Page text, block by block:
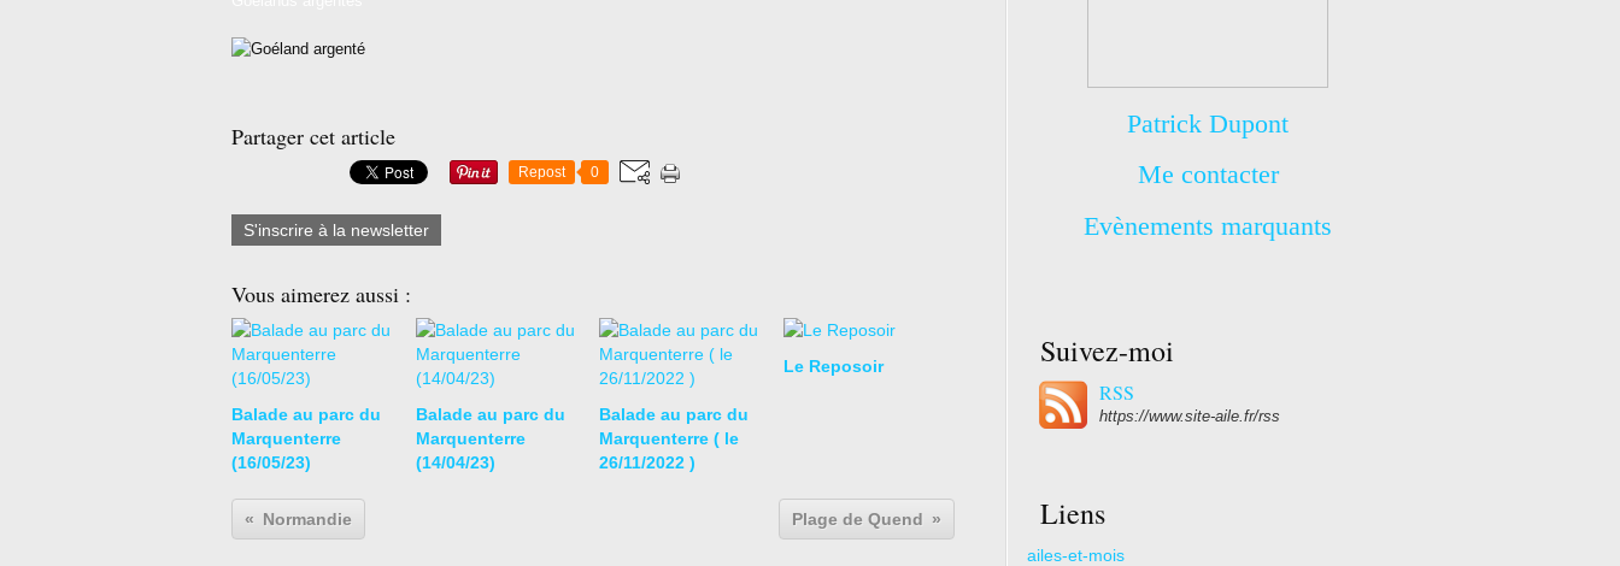
Partager cet article
Repost 0
S'inscrire à la newsletter
Vous aimerez aussi :
Balade au parc du
Marquenterre
(16/05/23)
Balade au parc du
Marquenterre
(14/04/23)
Balade au parc du
Marquenterre ( le
26/11/2022 )
Le Reposoir
Normandie Plage de Quend
Patrick Dupont
Me contacter
Evènements marquants
Suivez-moi
RSS
https://www.site-aile.fr/rss
Liens
ailes-et-mois